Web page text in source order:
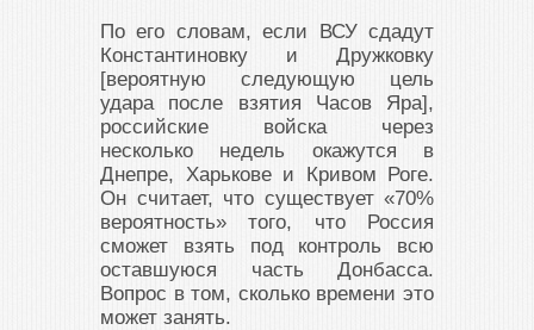
По его словам, если ВСУ сдадут
Константиновку и Дружковку
[вероятную следующую цель
удара после взятия Часов Яра],
российские войска через
несколько недель окажутся в
Днепре, Харькове и Кривом Роге.
Он считает, что существует «70%
вероятность» того, что Россия
сможет взять под контроль всю
оставшуюся часть Донбасса.
Вопрос в том, сколько времени это
может занять.